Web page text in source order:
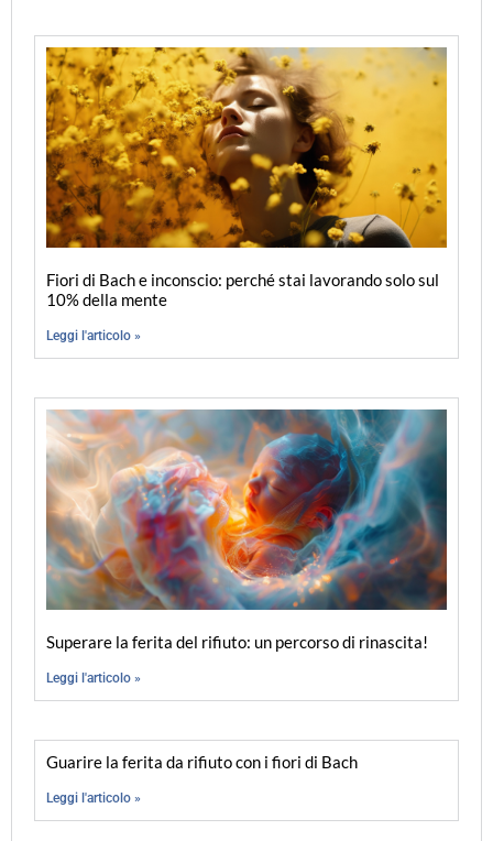
Fiori di Bach e inconscio: perché stai lavorando solo sul
10% della mente
Leggi l'articolo »
Superare la ferita del rifiuto: un percorso di rinascita!
Leggi l'articolo »
Guarire la ferita da rifiuto con i fiori di Bach
Leggi l'articolo »